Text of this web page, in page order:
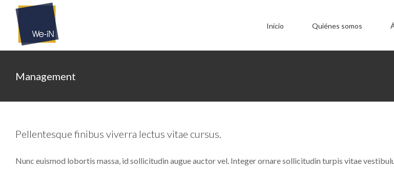
Saltar
contenido
Inicio Quiénes somos
Management
Pellentesque finibus viverra lectus vitae cursus.
Nunc euismod lobortis massa, id sollicitudin augue auctor vel. Integer ornare sollicitudin turpis vitae